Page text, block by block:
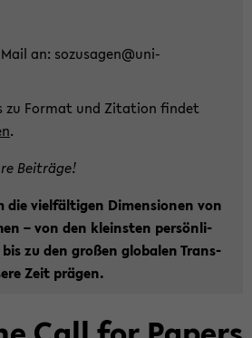
an: so­zu­sa­gen@uni-​
zu For­mat und Zi­ta­ti­on fin­det
.
Bei­trä­ge!
die viel­fäl­ti­gen Di­men­sio­nen von
– von den kleins­ten per­sön­li­
zu den gro­ßen glo­ba­len Trans­
Zeit prä­gen.